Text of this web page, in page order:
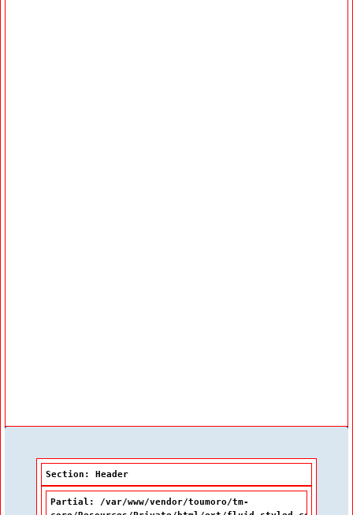
Section: Header
Partial: /var/www/vendor/toumoro/tm-